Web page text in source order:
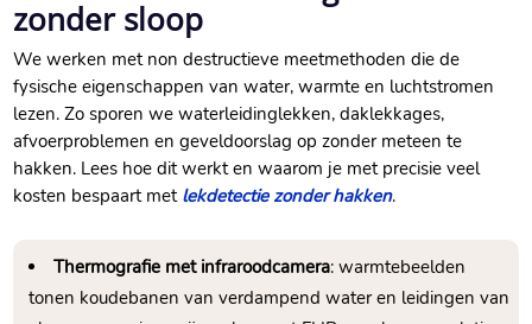
zonder sloop
We werken met non destructieve meetmethoden die de
fysische eigenschappen van water, warmte en luchtstromen
lezen.​ Zo sporen we waterleidinglekken, daklekkages,
afvoerproblemen en geveldoorslag op zonder meteen te
hakken.​ Lees hoe dit werkt en waarom je met precisie veel
kosten bespaart met lekdetectie zonder hakken.​
Thermografie met infraroodcamera: warmtebeelden
tonen koudebanen van verdampend water en leidingen van